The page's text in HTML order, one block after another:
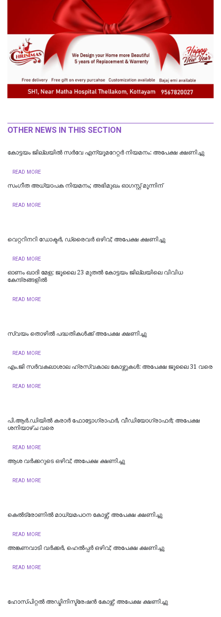
OTHER NEWS IN THIS SECTION
കോട്ടയം ജില്ലയിൽ സർവേ എന്യൂമറേറ്റർ നിയമനം: അപേക്ഷ ക്ഷണിച്ചു
READ MORE
സംഗീത അധ്യാപക നിയമനം; അഭിമുഖം ഓഗസ്റ്റ് മൂന്നിന്
READ MORE
വെറ്ററിനറി ഡോക്ടർ, ഡ്രൈവർ ഒഴിവ്; അപേക്ഷ ക്ഷണിച്ചു
READ MORE
ഓണം ഖാദി മേള; ജൂലൈ 23 മുതൽ കോട്ടയം ജില്ലയിലെ വിവിധ
കേന്ദ്രങ്ങളിൽ
READ MORE
സ്വയം തൊഴില്‍ പദ്ധതികള്‍ക്ക് അപേക്ഷ ക്ഷണിച്ചു
READ MORE
എം.ജി സര്‍വകലാശാല ഹ്രസ്വകാല കോഴ്സുകള്‍: അപേക്ഷ ജൂലൈ 31 വരെ
READ MORE
പി.ആർ.ഡിയിൽ കരാർ ഫോട്ടോഗ്രാഫർ, വീഡിയോഗ്രാഫർ; അപേക്ഷ
ശനിയാഴ്ച വരെ
READ MORE
ആശ വര്‍ക്കറുടെ ഒഴിവ്; അപേക്ഷ ക്ഷണിച്ചു
READ MORE
കെല്‍ട്രോണില്‍ മാധ്യമപഠന കോഴ്സ്; അപേക്ഷ ക്ഷണിച്ചു
READ MORE
അങ്കണവാടി വര്‍ക്കര്‍, ഹെല്‍പ്പര്‍ ഒഴിവ്; അപേക്ഷ ക്ഷണിച്ചു
READ MORE
ഹോസ്പിറ്റൽ അഡ്മിനിസ്ട്രേഷൻ കോഴ്സ്; അപേക്ഷ ക്ഷണിച്ചു